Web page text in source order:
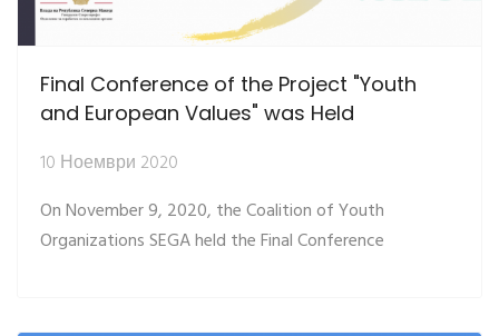
Final Conference of the Project "Youth
and European Values" was Held
10 Ноември 2020
On November 9, 2020, the Coalition of Youth
Organizations SEGA held the Final Conference